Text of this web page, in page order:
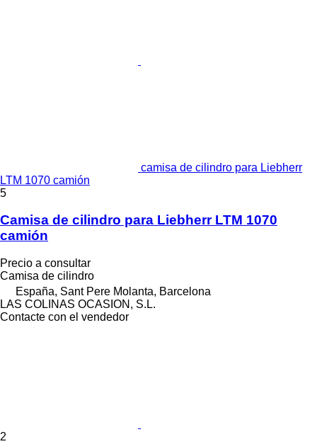
camisa de cilindro para Liebherr
LTM 1070 camión
5
Camisa de cilindro para Liebherr LTM 1070
camión
Precio a consultar
Camisa de cilindro
España, Sant Pere Molanta, Barcelona
LAS COLINAS OCASION, S.L.
Contacte con el vendedor
2